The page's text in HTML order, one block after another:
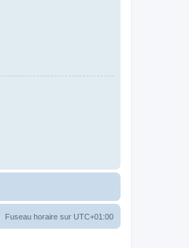
Fuseau horaire sur UTC+01:00